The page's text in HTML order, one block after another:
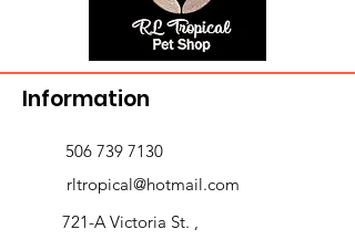
Information
506 739 7130
rltropical@hotmail.com
721-A Victoria St. ,